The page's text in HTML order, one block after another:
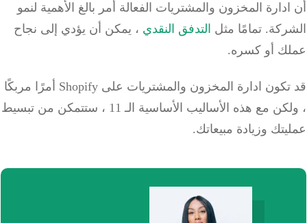
المخزون والمشتريات الفعالة أمر بالغ الأهمية لنمو
تمامًا مثلالتدفق النقدي، يمكن أن يؤدي إلى نجاح
أو كسره.
قد تكون ادارة المخزون والمشتريات على Shopify أمرًا مربكًا
، ولكن مع هذه الأساليب الأساسية الـ 11 ، ستتمكن من تبسيط
وزيادة مبيعاتك.